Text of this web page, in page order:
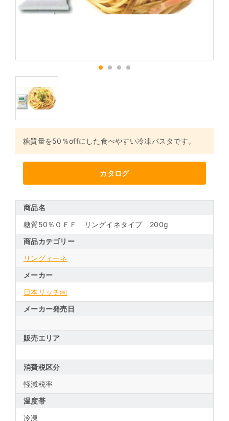
糖質量を50％offにした食べやすい冷凍パスタです。
カタログ
商品名
糖質50％ＯＦＦ リングイネタイプ 200g
商品カテゴリー
リングィーネ
メーカー
日本リッチ㈱
メーカー発売日
販売エリア
消費税区分
軽減税率
温度帯
冷凍